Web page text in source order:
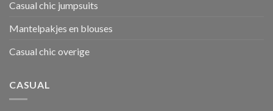
Casual chic jumpsuits
Mantelpakjes en blouses
Casual chic overige
CASUAL